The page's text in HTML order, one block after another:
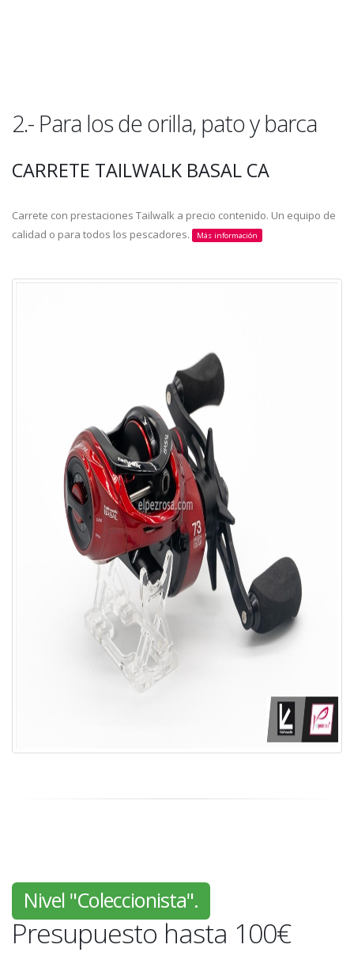
2.- Para los de orilla, pato y barca
CARRETE TAILWALK BASAL CA
Carrete con prestaciones Tailwalk a precio contenido. Un equipo de
calidad o para todos los pescadores.
Más información
Nivel "Coleccionista".
Presupuesto hasta 100€